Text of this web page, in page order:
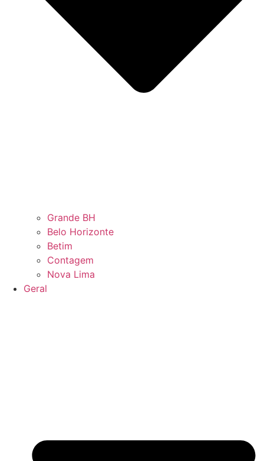
Grande BH
Belo Horizonte
Betim
Contagem
Nova Lima
Geral